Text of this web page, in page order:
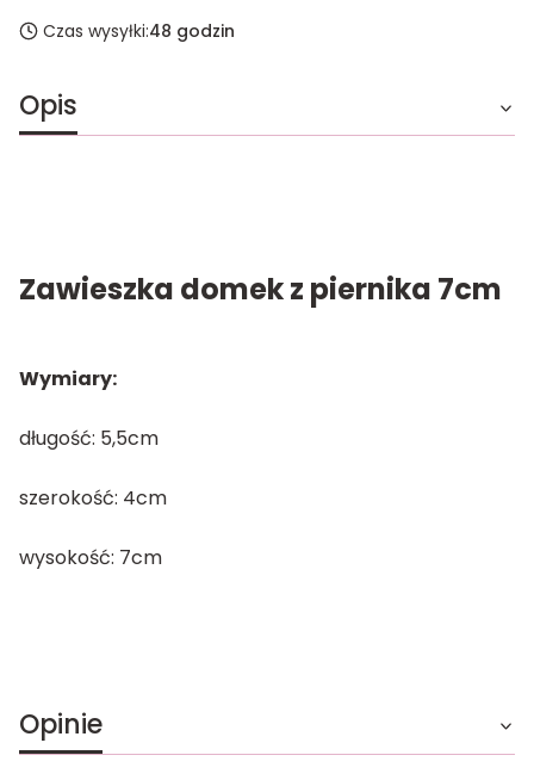
Czas wysyłki:48 godzin
Opis
Zawieszka domek z piernika 7cm
Wymiary:
długość: 5,5cm
szerokość: 4cm
wysokość: 7cm
Opinie